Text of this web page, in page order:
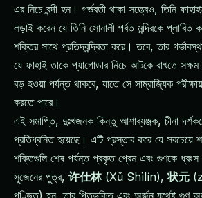
এর নিচে বন্দী হন। গর্ভবতী থাকা সত্ত্বেও, তিনি
লড়াই করেন যে তিনি সোনালী পর্বত মন্দিরকে
শক্তির সাথে প্রতিদ্বন্দ্বিতা করে। তবে, তার
যে ফাহাই তাকে প্যাগোডার নিচে আটকে রাখতে
বড় হওয়া পর্যন্ত থাকবে, যাতে সে সাম্রাজ্যিক
করতে পারে।
এই সমাপ্তি, দুঃখজনক কিন্তু আশাব্যঞ্জক, চীনা
প্রতিধ্বনিত হয়েছে। এটি প্রস্তাব করে যে সবচেয়ে
শক্তিগুলি শেষ পর্যন্ত প্রকৃত প্রেম এবং গুণকে ধ্বংস
সুজেনের পুত্র, 许仕林(Xǔ Shìlín),状元
পণ্ডিত) হন, তার পিতৃভক্তি এবং অর্জন যথেষ্ট গুণ